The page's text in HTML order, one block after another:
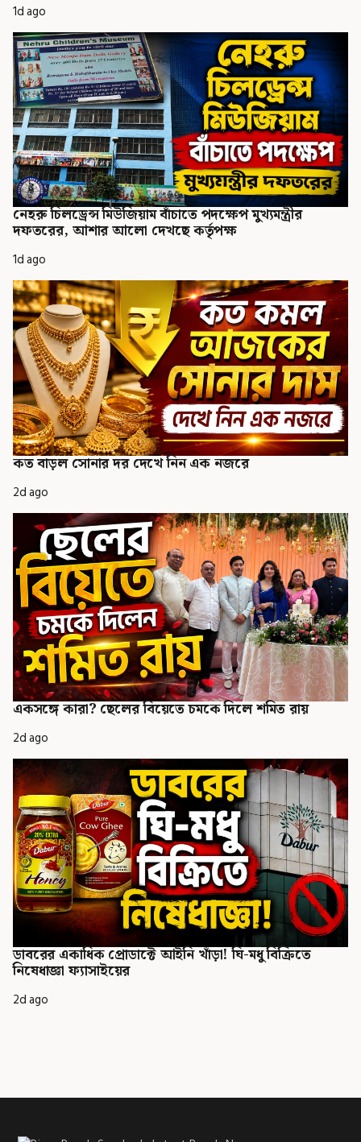
1d ago
নেহরু চিলড্রেন্স মিউজিয়াম বাঁচাতে পদক্ষেপ মুখ্যমন্ত্রীর
দফতরের, আশার আলো দেখছে কর্তৃপক্ষ
1d ago
কত বাড়ল সোনার দর দেখে নিন এক নজরে
2d ago
একসঙ্গে কারা? ছেলের বিয়েতে চমকে দিলে শমিত রায়
2d ago
ডাবরের একাধিক প্রোডাক্টে আইনি খাঁড়া! ঘি-মধু বিক্রিতে
নিষেধাজ্ঞা ফ্যাসাইয়ের
2d ago